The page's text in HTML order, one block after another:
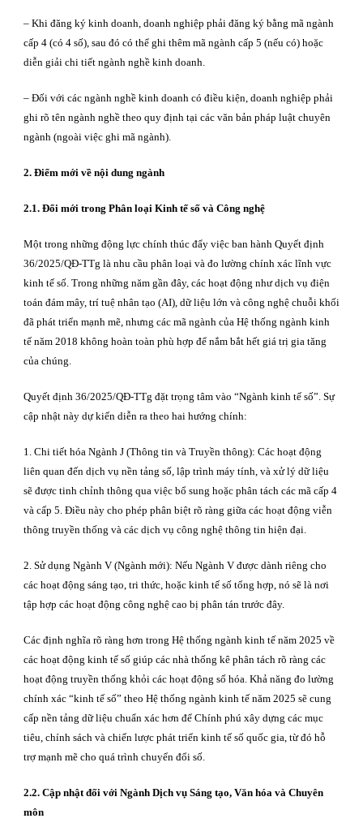
– Khi đăng ký kinh doanh, doanh nghiệp phải đăng ký bằng mã ngành
cấp 4 (có 4 số), sau đó có thể ghi thêm mã ngành cấp 5 (nếu có) hoặc
diễn giải chi tiết ngành nghề kinh doanh.
– Đối với các ngành nghề kinh doanh có điều kiện, doanh nghiệp phải
ghi rõ tên ngành nghề theo quy định tại các văn bản pháp luật chuyên
ngành (ngoài việc ghi mã ngành).
2. Điểm mới về nội dung ngành
2.1. Đổi mới trong Phân loại Kinh tế số và Công nghệ
Một trong những động lực chính thúc đẩy việc ban hành Quyết định
36/2025/QĐ-TTg là nhu cầu phân loại và đo lường chính xác lĩnh vực
kinh tế số. Trong những năm gần đây, các hoạt động như dịch vụ điện
toán đám mây, trí tuệ nhân tạo (AI), dữ liệu lớn và công nghệ chuỗi khối
đã phát triển mạnh mẽ, nhưng các mã ngành của Hệ thống ngành kinh
tế năm 2018 không hoàn toàn phù hợp để nắm bắt hết giá trị gia tăng
của chúng.
Quyết định 36/2025/QĐ-TTg đặt trọng tâm vào “Ngành kinh tế số”. Sự
cập nhật này dự kiến diễn ra theo hai hướng chính:
1. Chi tiết hóa Ngành J (Thông tin và Truyền thông): Các hoạt động
liên quan đến dịch vụ nền tảng số, lập trình máy tính, và xử lý dữ liệu
sẽ được tinh chỉnh thông qua việc bổ sung hoặc phân tách các mã cấp 4
và cấp 5. Điều này cho phép phân biệt rõ ràng giữa các hoạt động viễn
thông truyền thống và các dịch vụ công nghệ thông tin hiện đại.
2. Sử dụng Ngành V (Ngành mới): Nếu Ngành V được dành riêng cho
các hoạt động sáng tạo, tri thức, hoặc kinh tế số tổng hợp, nó sẽ là nơi
tập hợp các hoạt động công nghệ cao bị phân tán trước đây.
Các định nghĩa rõ ràng hơn trong Hệ thống ngành kinh tế năm 2025 về
các hoạt động kinh tế số giúp các nhà thống kê phân tách rõ ràng các
hoạt động truyền thống khỏi các hoạt động số hóa. Khả năng đo lường
chính xác “kinh tế số” theo Hệ thống ngành kinh tế năm 2025 sẽ cung
cấp nền tảng dữ liệu chuẩn xác hơn để Chính phú xây dựng các mục
tiêu, chính sách và chiến lược phát triển kinh tế số quốc gia, từ đó hỗ
trợ mạnh mẽ cho quá trình chuyển đổi số.
2.2. Cập nhật đối với Ngành Dịch vụ Sáng tạo, Văn hóa và Chuyên
môn